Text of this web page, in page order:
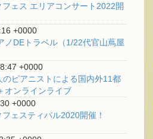
ェス エリアコンサート2022開
+0000
ノDEトラベル（1/22代官山蔦屋
+0000
のピアニストによる国内外11都
オンラインライブ
+0000
ェスティバル2020開催！